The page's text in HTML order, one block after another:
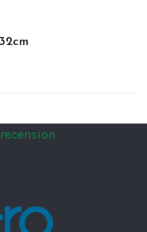
36 cm